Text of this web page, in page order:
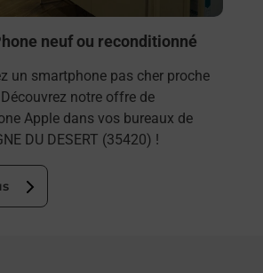
neuf ou reconditionné
un smartphone pas cher proche
notre offre de
Apple dans vos bureaux de
DU DESERT (35420) !